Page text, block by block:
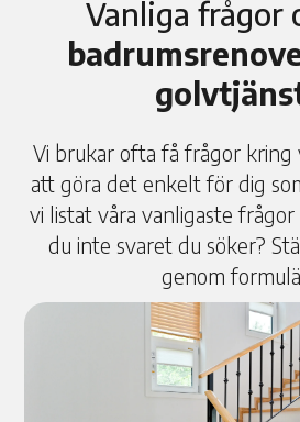
Vanliga frågor
Vi brukar ofta få frågor kring
att göra det enkelt för dig
vi listat våra vanligaste
du inte svaret du söker?
genom